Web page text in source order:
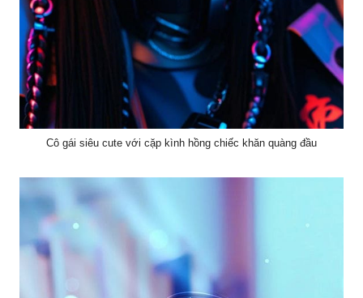
Cô gái siêu cute với cặp kình hồng chiếc khăn quàng đầu